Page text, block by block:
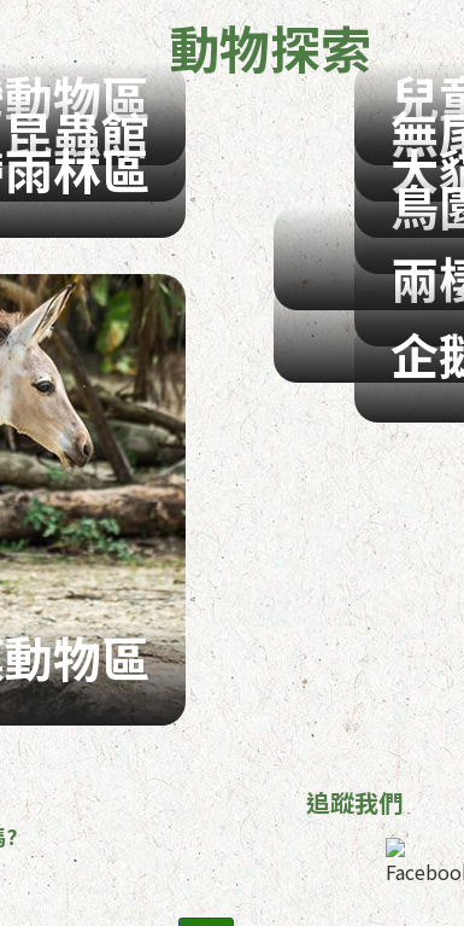
動物探索
物區 兒
昆蟲館 無
林區 大
物區
鳥
兩
企
追蹤我們